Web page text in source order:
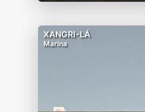
XANGRI-LÁ
Marina